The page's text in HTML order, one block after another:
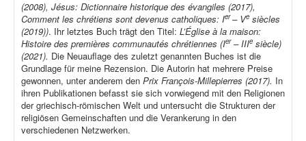
(2008), Jésus: Dictionnaire historique des évangiles (2017),
Comment les chrétiens sont devenus catholiques: Ier– Ve siècles
(2019)). Ihr letztes Buch trägt den Titel: L’Église à la maison:
Histoire des premières communautés chrétiennes (Ier– IIIe siècle)
(2021). Die Neuauflage des zuletzt genannten Buches ist die
Grundlage für meine Rezension. Die Autorin hat mehrere Preise
gewonnen, unter anderem den Prix François-Millepierres (2017). In
ihren Publikationen befasst sie sich vorwiegend mit den Religionen
der griechisch-römischen Welt und untersucht die Strukturen der
religiösen Gemeinschaften und die Verankerung in den
verschiedenen Netzwerken.